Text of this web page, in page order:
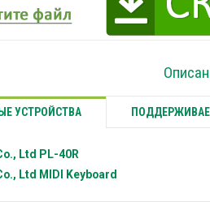
УСТРОЙСТВА
Ltd PL-40R
Ltd MIDI Keyboard